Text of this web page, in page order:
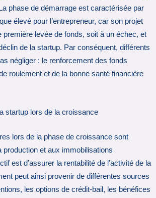
phase de démarrage est caractérisée par
élevé pour l’entrepreneur, car son projet
première levée de fonds, soit à un échec, et
de la startup. Par conséquent, différents
négliger : le renforcement des fonds
roulement et de la bonne santé financière
startup lors de la croissance
lors de la phase de croissance sont
production et aux immobilisations
est d’assurer la rentabilité de l’activité de la
peut ainsi provenir de différentes sources
les options de crédit-bail, les bénéfices